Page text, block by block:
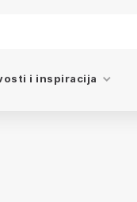
i inspiracija